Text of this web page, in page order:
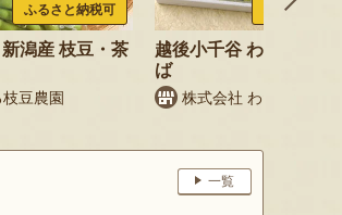
ふるさと納税可
潟産 枝豆・茶
豆農園
ふるさと納
越後小千谷 わたやのへ
ば
株式会社 わたや
一覧